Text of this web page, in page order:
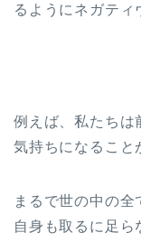
るようにネガティ
例えば、私たちは
気持ちになること
まるで世の中の
自身も取るに足ら